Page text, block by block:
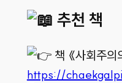
추천 책
책 《사회주의
https://